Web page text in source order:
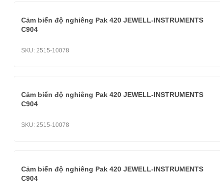
Cảm biến độ nghiêng Pak 420 JEWELL-INSTRUMENTS
C904
SKU: 2515-10078
Cảm biến độ nghiêng Pak 420 JEWELL-INSTRUMENTS
C904
SKU: 2515-10078
Cảm biến độ nghiêng Pak 420 JEWELL-INSTRUMENTS
C904